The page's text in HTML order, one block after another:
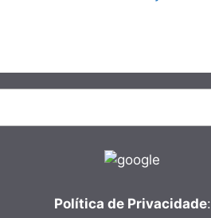
Política de Privacidade: